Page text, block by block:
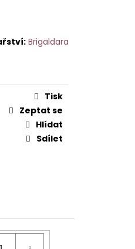
Brigaldara
Tisk
Zeptat se
Hlídat
Sdílet